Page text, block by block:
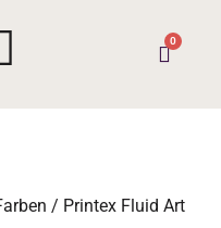
0
/ Printex Fluid Art